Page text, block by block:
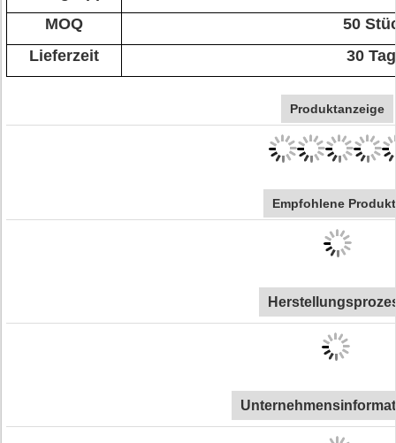
MOQ
50
Lieferzeit
30
Produktanzeige
Empfohlene